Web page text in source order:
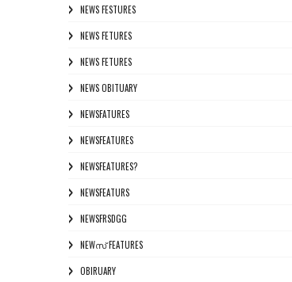
NEWS FESTURES
NEWS FETURES
NEWS FETURES
NEWS OBITUARY
NEWSFATURES
NEWSFEATURES
NEWSFEATURES?
NEWSFEATURS
NEWSFRSDGG
NEWസ് FEATURES
OBIRUARY